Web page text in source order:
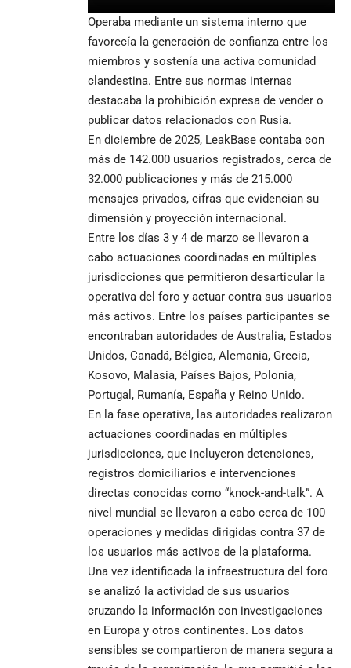
Operaba mediante un sistema interno que
favorecía la generación de confianza entre los
miembros y sostenía una activa comunidad
clandestina. Entre sus normas internas
destacaba la prohibición expresa de vender o
publicar datos relacionados con Rusia.
En diciembre de 2025, LeakBase contaba con
más de 142.000 usuarios registrados, cerca de
32.000 publicaciones y más de 215.000
mensajes privados, cifras que evidencian su
dimensión y proyección internacional.
Entre los días 3 y 4 de marzo se llevaron a
cabo actuaciones coordinadas en múltiples
jurisdicciones que permitieron desarticular la
operativa del foro y actuar contra sus usuarios
más activos. Entre los países participantes se
encontraban autoridades de Australia, Estados
Unidos, Canadá, Bélgica, Alemania, Grecia,
Kosovo, Malasia, Países Bajos, Polonia,
Portugal, Rumanía, España y Reino Unido.
En la fase operativa, las autoridades realizaron
actuaciones coordinadas en múltiples
jurisdicciones, que incluyeron detenciones,
registros domiciliarios e intervenciones
directas conocidas como “knock-and-talk”. A
nivel mundial se llevaron a cabo cerca de 100
operaciones y medidas dirigidas contra 37 de
los usuarios más activos de la plataforma.
Una vez identificada la infraestructura del foro
se analizó la actividad de sus usuarios
cruzando la información con investigaciones
en Europa y otros continentes. Los datos
sensibles se compartieron de manera segura a